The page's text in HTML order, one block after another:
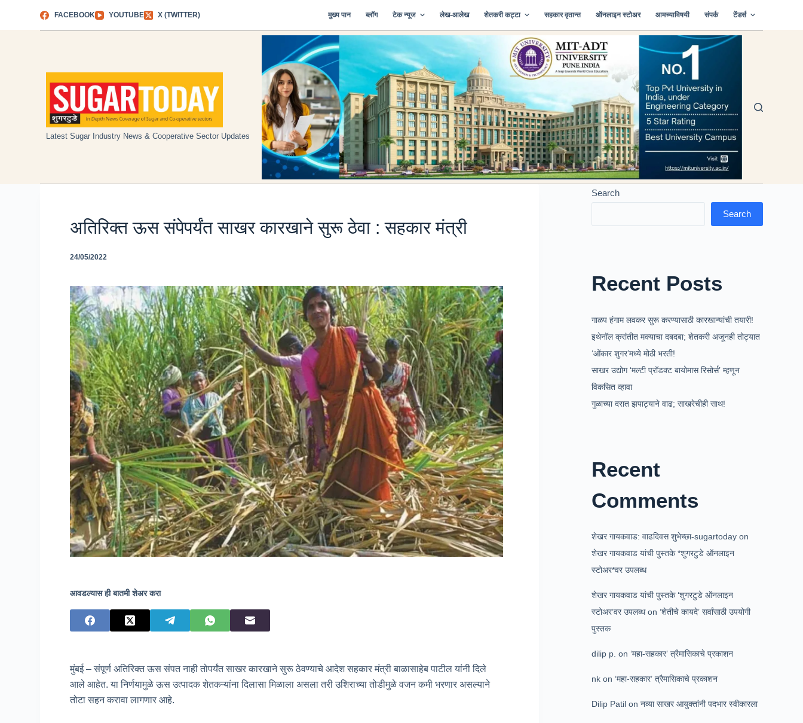
FACEBOOK YOUTUBE X (TWITTER) मुख्य पान ब्लॉग टेक न्यूज लेख-आलेख शेतकरी कट्टा सहकार वृतान्त ऑनलाइन स्टोअर आमच्याविषयी संपर्क टेंडर्स
Latest Sugar Industry News & Cooperative Sector Updates
अतिरिक्त ऊस संपेपर्यंत साखर कारखाने सुरू ठेवा : सहकार मंत्री
24/05/2022
आवडल्यास ही बातमी शेअर करा
मुंबई – संपूर्ण अतिरिक्त ऊस संपत नाही तोपर्यंत साखर कारखाने सुरू ठेवण्याचे आदेश सहकार मंत्री बाळासाहेब पाटील यांनी दिले
आले आहेत. या निर्णयामुळे ऊस उत्पादक शेतकऱ्यांना दिलासा मिळाला असला तरी उशिराच्या तोडीमुळे वजन कमी भरणार असल्याने
तोटा सहन करावा लागणार आहे.
Search
Search
Recent Posts
गाळप हंगाम लवकर सुरू करण्यासाठी कारखान्यांची तयारी!
इथेनॉल क्रांतीत मक्याचा दबदबा; शेतकरी अजूनही तोट्यात
‘ओंकार शुगर’मध्ये मोठी भरती!
साखर उद्योग ‘मल्टी प्रॉडक्ट बायोमास रिसोर्स’ म्हणून
विकसित व्हावा
गुळाच्या दरात झपाट्याने वाढ; साखरेचीही साथ!
Recent
Comments
शेखर गायकवाड: वाढदिवस शुभेच्छा-sugartoday on
शेखर गायकवाड यांची पुस्तके *शुगरटुडे ऑनलाइन
स्टोअर*वर उपलब्ध
शेखर गायकवाड यांची पुस्तके ‘शुगरटुडे ऑनलाइन
स्टोअर’वर उपलब्धon‘शेतीचे कायदे’ सर्वांसाठी उपयोगी
पुस्तक
dilip p. on‘महा-सहकार’ त्रैमासिकाचे प्रकाशन
nk on‘महा-सहकार’ त्रैमासिकाचे प्रकाशन
Dilip Patil onनव्या साखर आयुक्तांनी पदभार स्वीकारला